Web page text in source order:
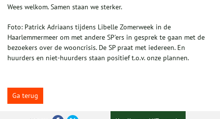
Wees welkom. Samen staan we sterker.
Foto: Patrick Adriaans tijdens Libelle Zomerweek in de
Haarlemmermeer om met andere SP'ers in gesprek te gaan met de
bezoekers over de wooncrisis. De SP praat met iedereen. En
huurders en niet-huurders staan positief t.o.v. onze plannen.
Ga terug